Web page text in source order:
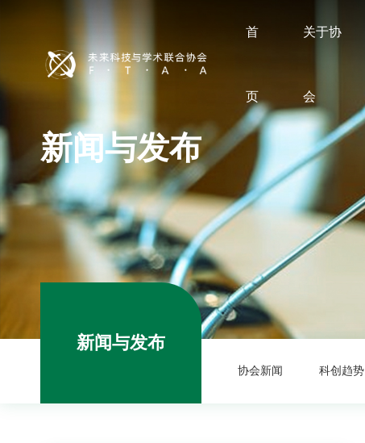
首
页
关于协
会
新闻与发布
新闻与发布
协会新闻 科创趋势